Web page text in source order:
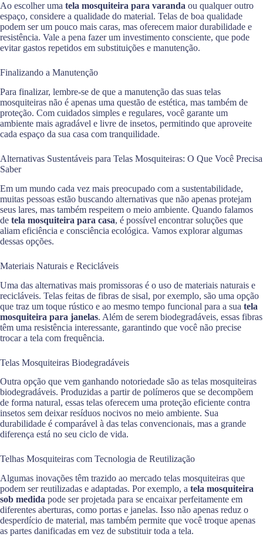
Ao escolher uma tela mosquiteira para varanda ou qualquer outro
espaço, considere a qualidade do material. Telas de boa qualidade
podem ser um pouco mais caras, mas oferecem maior durabilidade e
resistência. Vale a pena fazer um investimento consciente, que pode
evitar gastos repetidos em substituições e manutenção.
Finalizando a Manutenção
Para finalizar, lembre-se de que a manutenção das suas telas
mosquiteiras não é apenas uma questão de estética, mas também de
proteção. Com cuidados simples e regulares, você garante um
ambiente mais agradável e livre de insetos, permitindo que aproveite
cada espaço da sua casa com tranquilidade.
Alternativas Sustentáveis para Telas Mosquiteiras: O Que Você Precisa
Saber
Em um mundo cada vez mais preocupado com a sustentabilidade,
muitas pessoas estão buscando alternativas que não apenas protejam
seus lares, mas também respeitem o meio ambiente. Quando falamos
de tela mosquiteira para casa, é possível encontrar soluções que
aliam eficiência e consciência ecológica. Vamos explorar algumas
dessas opções.
Materiais Naturais e Recicláveis
Uma das alternativas mais promissoras é o uso de materiais naturais e
recicláveis. Telas feitas de fibras de sisal, por exemplo, são uma opção
que traz um toque rústico e ao mesmo tempo funcional para a sua tela
mosquiteira para janelas. Além de serem biodegradáveis, essas fibras
têm uma resistência interessante, garantindo que você não precise
trocar a tela com frequência.
Telas Mosquiteiras Biodegradáveis
Outra opção que vem ganhando notoriedade são as telas mosquiteiras
biodegradáveis. Produzidas a partir de polímeros que se decompõem
de forma natural, essas telas oferecem uma proteção eficiente contra
insetos sem deixar resíduos nocivos no meio ambiente. Sua
durabilidade é comparável à das telas convencionais, mas a grande
diferença está no seu ciclo de vida.
Telhas Mosquiteiras com Tecnologia de Reutilização
Algumas inovações têm trazido ao mercado telas mosquiteiras que
podem ser reutilizadas e adaptadas. Por exemplo, a tela mosquiteira
sob medida pode ser projetada para se encaixar perfeitamente em
diferentes aberturas, como portas e janelas. Isso não apenas reduz o
desperdício de material, mas também permite que você troque apenas
as partes danificadas em vez de substituir toda a tela.